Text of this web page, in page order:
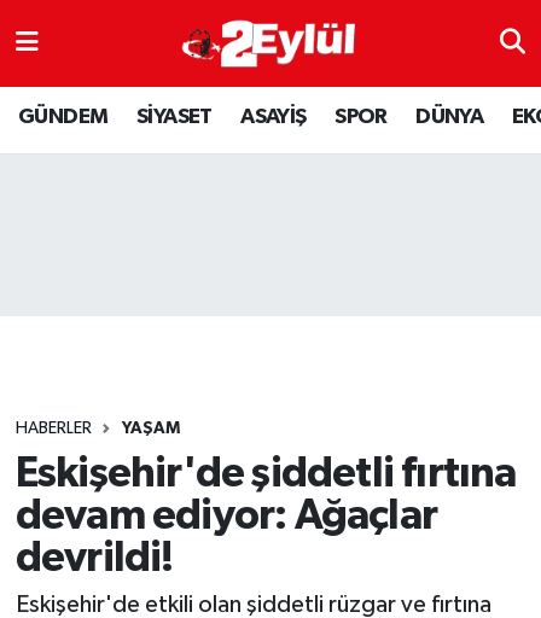
GÜNDEM SİYASET ASAYİŞ SPOR DÜNYA
HABERLER YAŞAM
Eskişehir'de şiddetli fırtına
devam ediyor: Ağaçlar
devrildi!
Eskişehir'de etkili olan şiddetli rüzgar ve fırtına
ASAYİŞ
DÜNYA
SPOR
YAŞAM
Nöbetçi Eczaneler
Hava Durumu
Son Dakika Haberleri
Haber Arşivi